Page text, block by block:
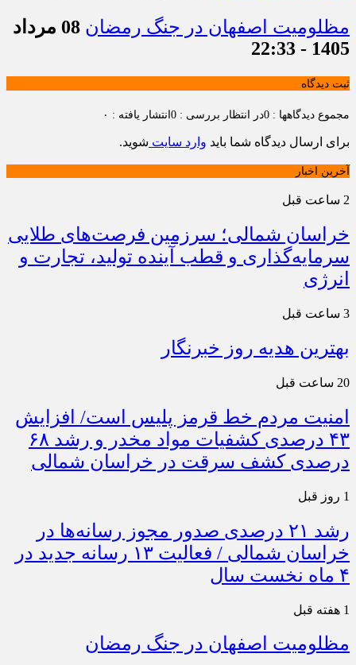
مظلومیت اصفهان در جنگ رمضان
08 مرداد
1405 - 22:33
ثبت دیدگاه
مجموع دیدگاهها : 0 در انتظار بررسی : 0 انتشار یافته : ۰
برای ارسال دیدگاه شما باید وارد سایت شوید.
آخرین اخبار
2 ساعت قبل
خراسان شمالی؛ سرزمین فرصت‌های طلایی
سرمایه‌گذاری و قطب آینده تولید، تجارت و
انرژی
3 ساعت قبل
بهترین هدیه روز خبرنگار
20 ساعت قبل
امنیت مردم خط قرمز پلیس است/ افزایش
۴۳ درصدی کشفیات مواد مخدر و رشد ۶۸
درصدی کشف سرقت در خراسان شمالی
1 روز قبل
رشد ۲۱ درصدی صدور مجوز رسانه‌ها در
خراسان شمالی / فعالیت ۱۳ رسانه جدید در
۴ ماه نخست سال
1 هفته قبل
مظلومیت اصفهان در جنگ رمضان